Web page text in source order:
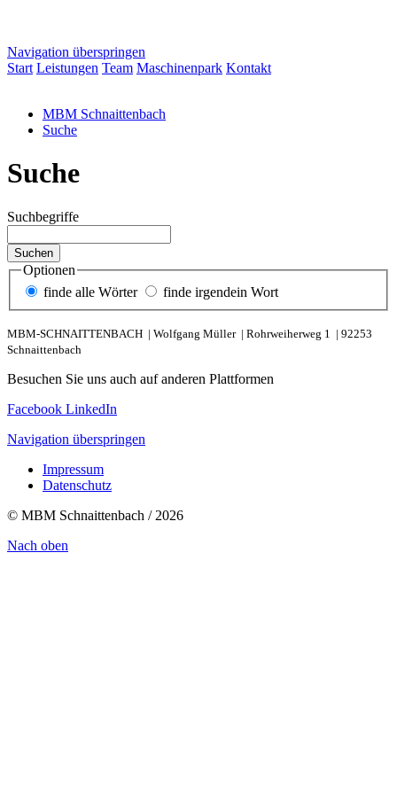
Navigation überspringen
Start Leistungen Team Maschinenpark Kontakt
MBM Schnaittenbach
Suche
Suche
Suchbegriffe
Suchen
Optionen
finde alle Wörter
finde irgendein Wort
MBM-SCHNAITTENBACH | Wolfgang Müller | Rohrweiherweg 1 | 92253
Schnaittenbach
Besuchen Sie uns auch auf anderen Plattformen
Facebook LinkedIn
Navigation überspringen
Impressum
Datenschutz
© MBM Schnaittenbach / 2026
Nach oben